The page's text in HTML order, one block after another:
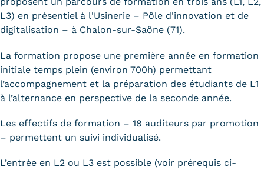
L3) en présentiel à l'Usinerie – Pôle d'innovation et de
digitalisation – à Chalon-sur-Saône (71).
La formation propose une première année en formation
initiale temps plein (environ 700h) permettant
l’accompagnement et la préparation des étudiants de L1
à l’alternance en perspective de la seconde année.
Les effectifs de formation – 18 auditeurs par promotion
– permettent un suivi individualisé.
L’entrée en L2 ou L3 est possible (voir prérequis ci-